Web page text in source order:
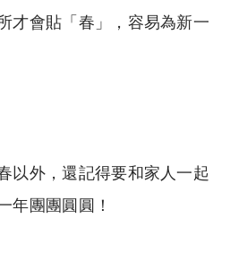
才會貼「春」，容易為新一
以外，還記得要和家人一起
年團團圓圓！